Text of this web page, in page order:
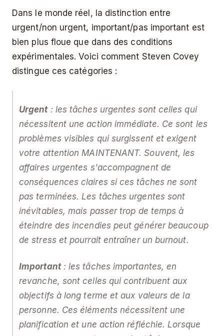
Dans le monde réel, la distinction entre
urgent/non urgent, important/pas important est
bien plus floue que dans des conditions
expérimentales. Voici comment Steven Covey
distingue ces catégories :
Urgent: les tâches urgentes sont celles qui
nécessitent une action immédiate. Ce sont les
problèmes visibles qui surgissent et exigent
votre attention MAINTENANT. Souvent, les
affaires urgentes s'accompagnent de
conséquences claires si ces tâches ne sont
pas terminées. Les tâches urgentes sont
inévitables, mais passer trop de temps à
éteindre des incendies peut générer beaucoup
de stress et pourrait entraîner un burnout.
Important: les tâches importantes, en
revanche, sont celles qui contribuent aux
objectifs à long terme et aux valeurs de la
personne. Ces éléments nécessitent une
planification et une action réfléchie. Lorsque